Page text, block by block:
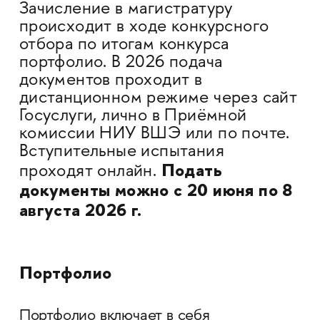
Зачисление в магистратуру
происходит в ходе конкурсного
отбора по итогам конкурса
портфолио. В 2026 подача
документов проходит в
дистанционном режиме через сайт
Госуслуги, лично в Приёмной
комиссии НИУ ВШЭ или по почте.
Вступительные испытания
проходят онлайн. Подать
документы можно с 20 июня по 8
августа 2026 г.
Портфолио
Портфолио включает в себя